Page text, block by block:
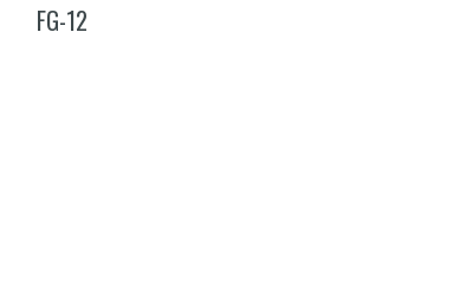
FG-12